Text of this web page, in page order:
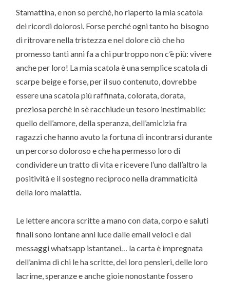
Stamattina, e non so perché, ho riaperto la mia scatola
dei ricordi dolorosi. Forse perché ogni tanto ho bisogno
di ritrovare nella tristezza e nel dolore ciò che ho
promesso tanti anni fa a chi purtroppo non c’è più: vivere
anche per loro! La mia scatola è una semplice scatola di
scarpe beige e forse, per il suo contenuto, dovrebbe
essere una scatola più raffinata, colorata, dorata,
preziosa perchè in sè racchiude un tesoro inestimabile:
quello dell’amore, della speranza, dell’amicizia fra
ragazzi che hanno avuto la fortuna di incontrarsi durante
un percorso doloroso e che ha permesso loro di
condividere un tratto di vita e ricevere l’uno dall’altro la
positività e il sostegno reciproco nella drammaticità
della loro malattia.
Le lettere ancora scritte a mano con data, corpo e saluti
finali sono lontane anni luce dalle email veloci e dai
messaggi whatsapp istantanei… la carta è impregnata
dell’anima di chi le ha scritte, dei loro pensieri, delle loro
lacrime, speranze e anche gioie nonostante fossero